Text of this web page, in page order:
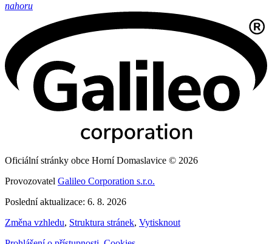
nahoru
Oficiální stránky obce Horní Domaslavice © 2026
Provozovatel Galileo Corporation s.r.o.
Poslední aktualizace: 6. 8. 2026
Změna vzhledu, Struktura stránek, Vytisknout